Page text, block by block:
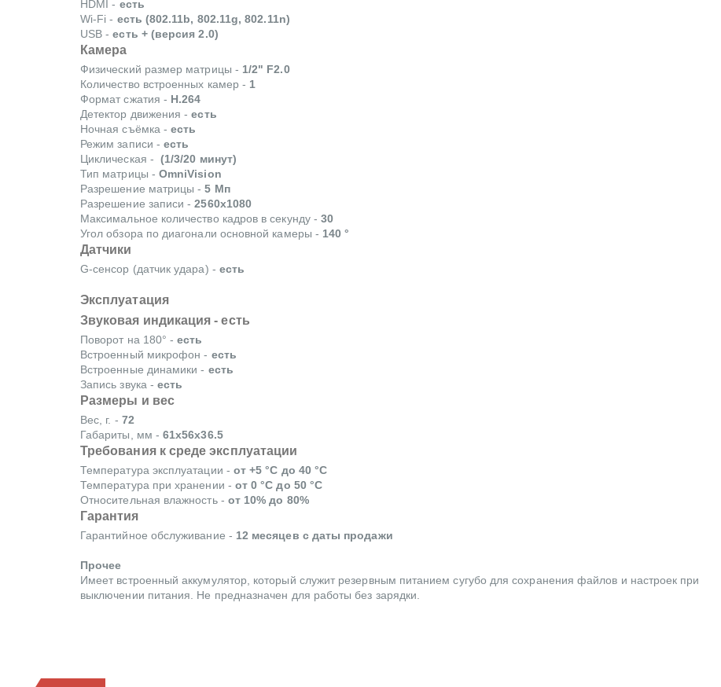
HDMI - есть
Wi-Fi - есть (802.11b, 802.11g, 802.11n)
USB -есть + (версия 2.0)
Камера
Физический размер матрицы - 1/2" F2.0
Количество встроенных камер - 1
Формат сжатия - H.264
Детектор движения -есть
Ночная съёмка -есть
Режим записи -есть
Циклическая - (1/3/20 минут)
Тип матрицы - OmniVision
Разрешение матрицы -5 Мп
Разрешение записи -2560x1080
Максимальное количество кадров в секунду -30
Угол обзора по диагонали основной камеры - 140 °
Датчики
G-сенсор (датчик удара) - есть
Эксплуатация
Звуковая индикация -есть
Поворот на 180° -есть
Встроенный микрофон - есть
Встроенные динамики - есть
Запись звука -есть
Размеры и вес
Вес, г. - 72
Габариты, мм -61x56x36.5
Требования к среде эксплуатации
Температура эксплуатации - от +5 °С до 40 °С
Температура при хранении - от 0 °С до 50 °С
Относительная влажность - от 10% до 80%
Гарантия
Гарантийное обслуживание - 12 месяцев с даты продажи
Прочее
Имеет встроенный аккумулятор, который служит резервным питанием сугубо для сохранения файлов и настроек при
выключении питания. Не предназначен для работы без зарядки.